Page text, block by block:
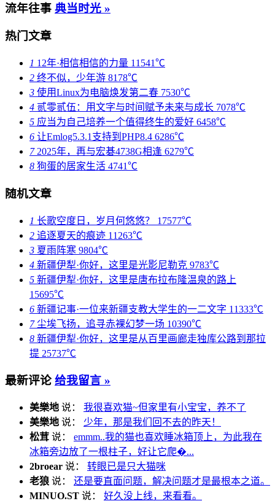
流年往事 典当时光 »
热门文章
1 12年·相信相信的力量 11541℃
2 终不似，少年游 8178℃
3 使用Linux为电脑焕发第二春 7530℃
4 贰零贰伍：用文字与时间赋予未来与成长 7078℃
5 应当为自己培养一个值得终生的爱好 6458℃
6 让Emlog5.3.1支持到PHP8.4 6286℃
72025年，再与宏碁4738G相逢 6279℃
8 狗蛋的居家生活 4741℃
随机文章
1 长歌空度日，岁月何悠悠？ 17577℃
2 追逐夏天的痕迹 11263℃
3 夏雨阵寒 9804℃
4 新疆伊犁·你好，这里是光影尼勒克 9783℃
5 新疆伊犁·你好，这里是唐布拉布隆温泉的路上
15695℃
6 新疆记事·一位来新疆支教大学生的一二文字 11333℃
7尘埃飞扬，追寻赤裸幻梦一场 10390℃
8 新疆伊犁·你好，这里是从百里画廊走独库公路到那拉
提 25737℃
最新评论 给我留言 »
美樂地 说： 我很喜欢猫~但家里有小宝宝，养不了
美樂地 说： 少年，那是我们回不去的昨天！
松茸 说： emmm..我的猫也喜欢睡冰箱顶上，为此我在
冰箱旁边放了一根柱子，好让它爬�...
2broear 说： 转眼已是只大猫咪
老狼 说： 还是要直面问题，解决问题才是最根本之道。
MINUO.ST 说： 好久没上线，来看看。